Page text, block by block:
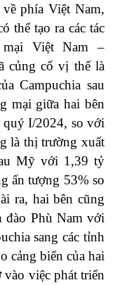
phía Việt Nam,
thể tạo ra các tác
Việt Nam –
củng cố vị thế là
Campuchia sau
mại giữa hai bên
I/2024, so với
là thị trường xuất
Mỹ với 1,39 tỷ
ấn tượng 53% so
ra, hai bên cũng
đào Phù Nam với
sang các tỉnh
cảng biển của hai
việc phát triển